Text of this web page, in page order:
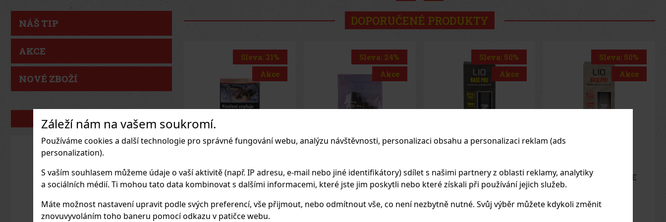
Záleží nám na vašem soukromí.
Používáme cookies a další technologie pro správné fungování webu, analýzu návštěvnosti, personalizaci obsahu a personalizaci reklam (ads
personalization).
S vaším souhlasem můžeme údaje o vaší aktivitě (např. IP adresu, e-mail nebo jiné identifikátory) sdílet s našimi partnery z oblasti reklamy, analytiky
a sociálních médií. Ti mohou tato data kombinovat s dalšími informacemi, které jste jim poskytli nebo které získali při používání jejich služeb.
Máte možnost nastavení upravit podle svých preferencí, vše přijmout, nebo odmítnout vše, co není nezbytně nutné. Svůj výběr můžete kdykoli změnit
znovuvyvoláním toho baneru pomocí odkazu v patičce webu.
NÁŠ TIP
AKCE
NOVÉ ZBOŽÍ
PORTFOLIO
DOPORUČENÉ PRODUKTY
Sleva: 24%
Akce
Joya de Nicaragua
Cinco de Cinco
SKLADEM (2 ks)
Sleva: 50%
Akce
E-Zigarette LIO BASE
PRO - Onyx
SKLADEM (5 ks)
Sleva: 50%
Akce
E-Zigarette LIO BASE
PRO - Gold
SKLADEM (2 ks)
Sleva: 20%
Akce
Alec Bradley Prensado
Robusto 1/24
SKLADEM (> 5 ks)